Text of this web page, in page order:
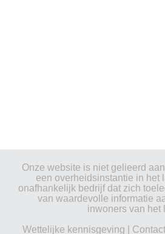
Onze website is niet gelieerd
een overheidsinstantie in het
onafhankelijk bedrijf dat zich
van waardevolle informatie
inwoners van het
Wettelijke kennisgeving
Contact